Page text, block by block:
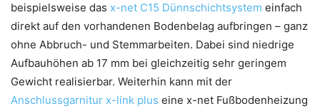
beispielsweise das x-net C15 Dünnschichtsystem einfach
direkt auf den vorhandenen Bodenbelag aufbringen – ganz
ohne Abbruch- und Stemmarbeiten. Dabei sind niedrige
Aufbauhöhen ab 17 mm bei gleichzeitig sehr geringem
Gewicht realisierbar. Weiterhin kann mit der
Anschlussgarnitur x-link plus eine x-net Fußbodenheizung